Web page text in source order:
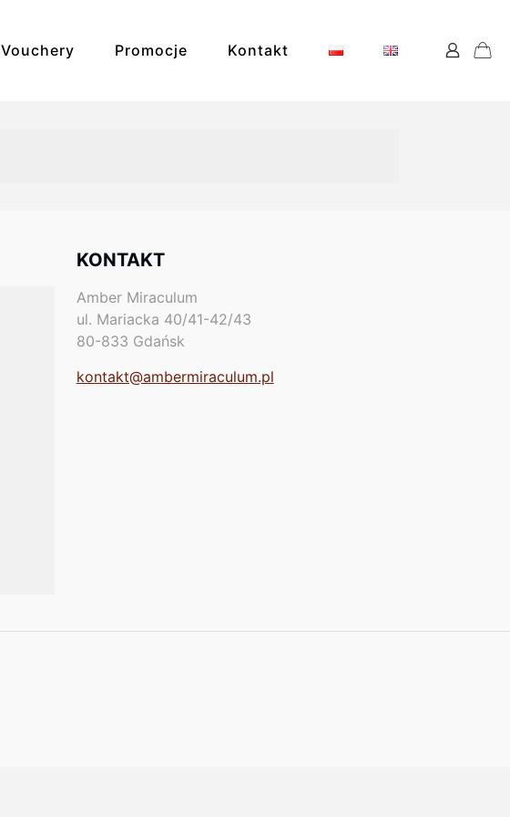
Vouchery Promocje Kontakt
KONTAKT
Amber Miraculum
ul. Mariacka 40/41-42/43
80-833 Gdańsk
kontakt@ambermiraculum.pl